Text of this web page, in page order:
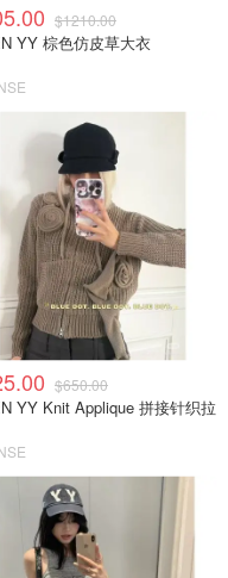
$1210.00
OPEN YY 棕色仿皮草大衣
$650.00
YY Knit Applique 拼接针织拉